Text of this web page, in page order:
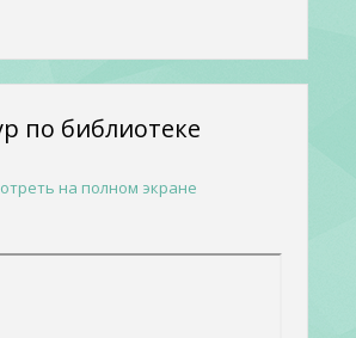
по библиотеке
на полном экране